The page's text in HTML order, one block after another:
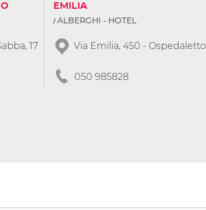
17
EMILIA
ALBERGHI - HOTEL
Via Emilia, 450 - Ospedaletto
050 985828